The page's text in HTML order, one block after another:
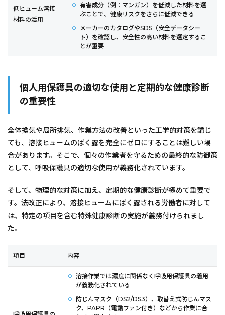
低ヒューム溶接
材料の活用
有害成分（例：マンガン）を低減した材料を選
ぶことで、健康リスクをさらに低減できる
メーカーのカタログやSDS（安全データシー
ト）を確認し、安全性の高い材料を選定するこ
とが重要
個人用保護具の適切な使用と定期的な健康診断
の重要性
全体換気や局所排気、作業方法の改善といった工学的対策を講じ
ても、溶接ヒュームのばく露を完全にゼロにすることは難しい場
合があります。そこで、個々の作業者を守るための最終的な防御策
として、呼吸保護具の適切な使用が義務化されています。
そして、物理的な対策に加え、定期的な健康診断が極めて重要で
す。法改正により、溶接ヒュームにばく露される労働者に対して
は、特定の項目を含む特殊健康診断の実施が義務付けられまし
た。
項目 内容
溶接作業では濃度に関係なく呼吸用保護具の着用
が義務化されている
防じんマスク（DS2/DS3）、取替え式防じんマス
ク、PAPR（電動ファン付き）などから作業に合